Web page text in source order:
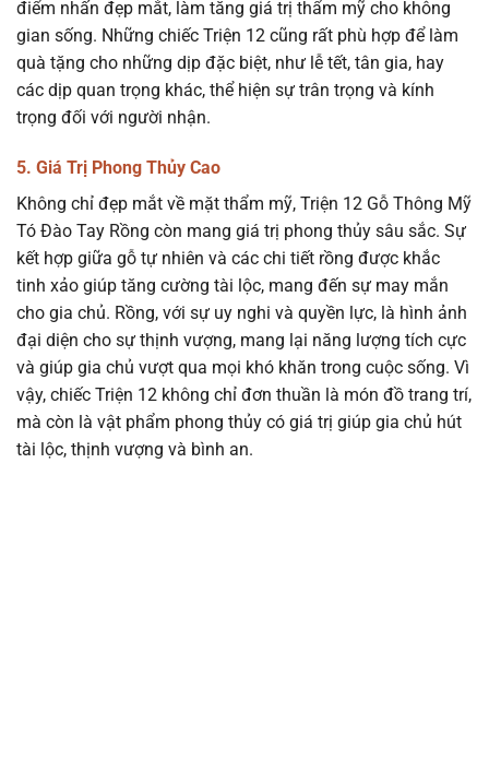
điểm nhấn đẹp mắt, làm tăng giá trị thẩm mỹ cho không
gian sống. Những chiếc Triện 12 cũng rất phù hợp để làm
quà tặng cho những dịp đặc biệt, như lễ tết, tân gia, hay
các dịp quan trọng khác, thể hiện sự trân trọng và kính
trọng đối với người nhận.
5. Giá Trị Phong Thủy Cao
Không chỉ đẹp mắt về mặt thẩm mỹ, Triện 12 Gỗ Thông Mỹ
Tó Đào Tay Rồng còn mang giá trị phong thủy sâu sắc. Sự
kết hợp giữa gỗ tự nhiên và các chi tiết rồng được khắc
tinh xảo giúp tăng cường tài lộc, mang đến sự may mắn
cho gia chủ. Rồng, với sự uy nghi và quyền lực, là hình ảnh
đại diện cho sự thịnh vượng, mang lại năng lượng tích cực
và giúp gia chủ vượt qua mọi khó khăn trong cuộc sống. Vì
vậy, chiếc Triện 12 không chỉ đơn thuần là món đồ trang trí,
mà còn là vật phẩm phong thủy có giá trị giúp gia chủ hút
tài lộc, thịnh vượng và bình an.